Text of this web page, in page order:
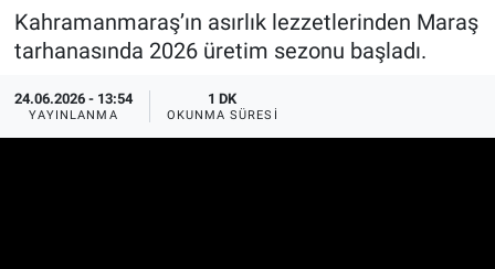
Kahramanmaraş’ın asırlık lezzetlerinden Maraş
tarhanasında 2026 üretim sezonu başladı.
24.06.2026 - 13:54
YAYINLANMA
1 DK
OKUNMA SÜRESI